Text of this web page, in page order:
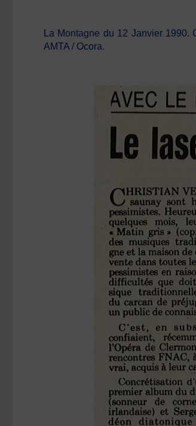
La Montagne du 12 Janvier
AMTA / Ocora.